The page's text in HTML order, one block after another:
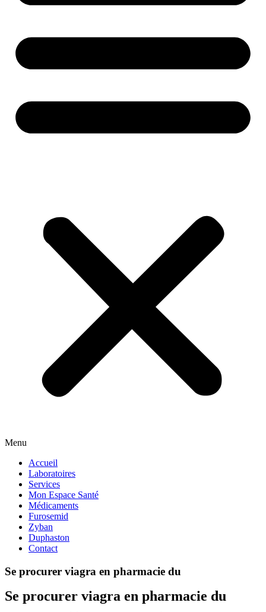
Menu
Accueil
Laboratoires
Services
Mon Espace Santé
Médicaments
Furosemid
Zyban
Duphaston
Contact
Se procurer viagra en pharmacie du
Se procurer viagra en pharmacie du